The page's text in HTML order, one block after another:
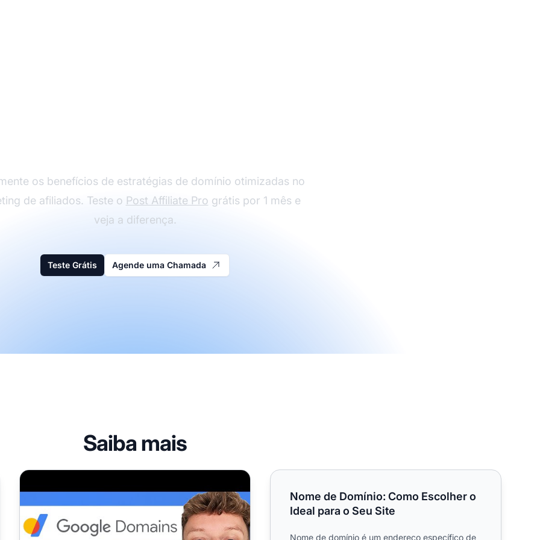
os benefícios de estratégias de domínio otimizadas no
de afiliados. Teste o Post Affiliate Pro grátis por 1 mês e
veja a diferença.
Teste Grátis Agende uma Chamada
Saiba mais
Como Comprar um Domínio com o Google Domains Nome de Domínio: Como Escolher o Ideal para o Seu Site
Nome de Domínio: Como Escolher o
Ideal para o Seu Site
Nome de domínio é um endereço específico de